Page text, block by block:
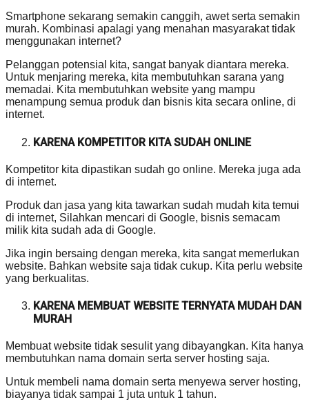
Smartphone sekarang semakin canggih, awet serta semakin
murah. Kombinasi apalagi yang menahan masyarakat tidak
menggunakan internet?
Pelanggan potensial kita, sangat banyak diantara mereka.
Untuk menjaring mereka, kita membutuhkan sarana yang
memadai. Kita membutuhkan website yang mampu
menampung semua produk dan bisnis kita secara online, di
internet.
KARENA KOMPETITOR KITA SUDAH ONLINE
Kompetitor kita dipastikan sudah go online. Mereka juga ada
di internet.
Produk dan jasa yang kita tawarkan sudah mudah kita temui
di internet, Silahkan mencari di Google, bisnis semacam
milik kita sudah ada di Google.
Jika ingin bersaing dengan mereka, kita sangat memerlukan
website. Bahkan website saja tidak cukup. Kita perlu website
yang berkualitas.
KARENA MEMBUAT WEBSITE TERNYATA MUDAH DAN
MURAH
Membuat website tidak sesulit yang dibayangkan. Kita hanya
membutuhkan nama domain serta server hosting saja.
Untuk membeli nama domain serta menyewa server hosting,
biayanya tidak sampai 1 juta untuk 1 tahun.